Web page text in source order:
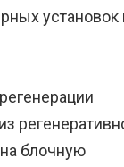
установок
блочную